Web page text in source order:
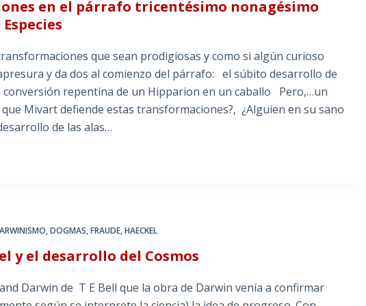
en el párrafo tricentésimo nonagésimo
que sean prodigiosas y como si algún curioso
y da dos al comienzo del párrafo: el súbito desarrollo de
conversión repentina de un Hipparion en un caballo Pero,…un
Mivart defiende estas transformaciones?, ¿Alguien en su sano
de las alas…
,DOGMAS,FRAUDE,HAECKEL
y el desarrollo del Cosmos
Darwin de T E Bell que la obra de Darwin venía a confirmar